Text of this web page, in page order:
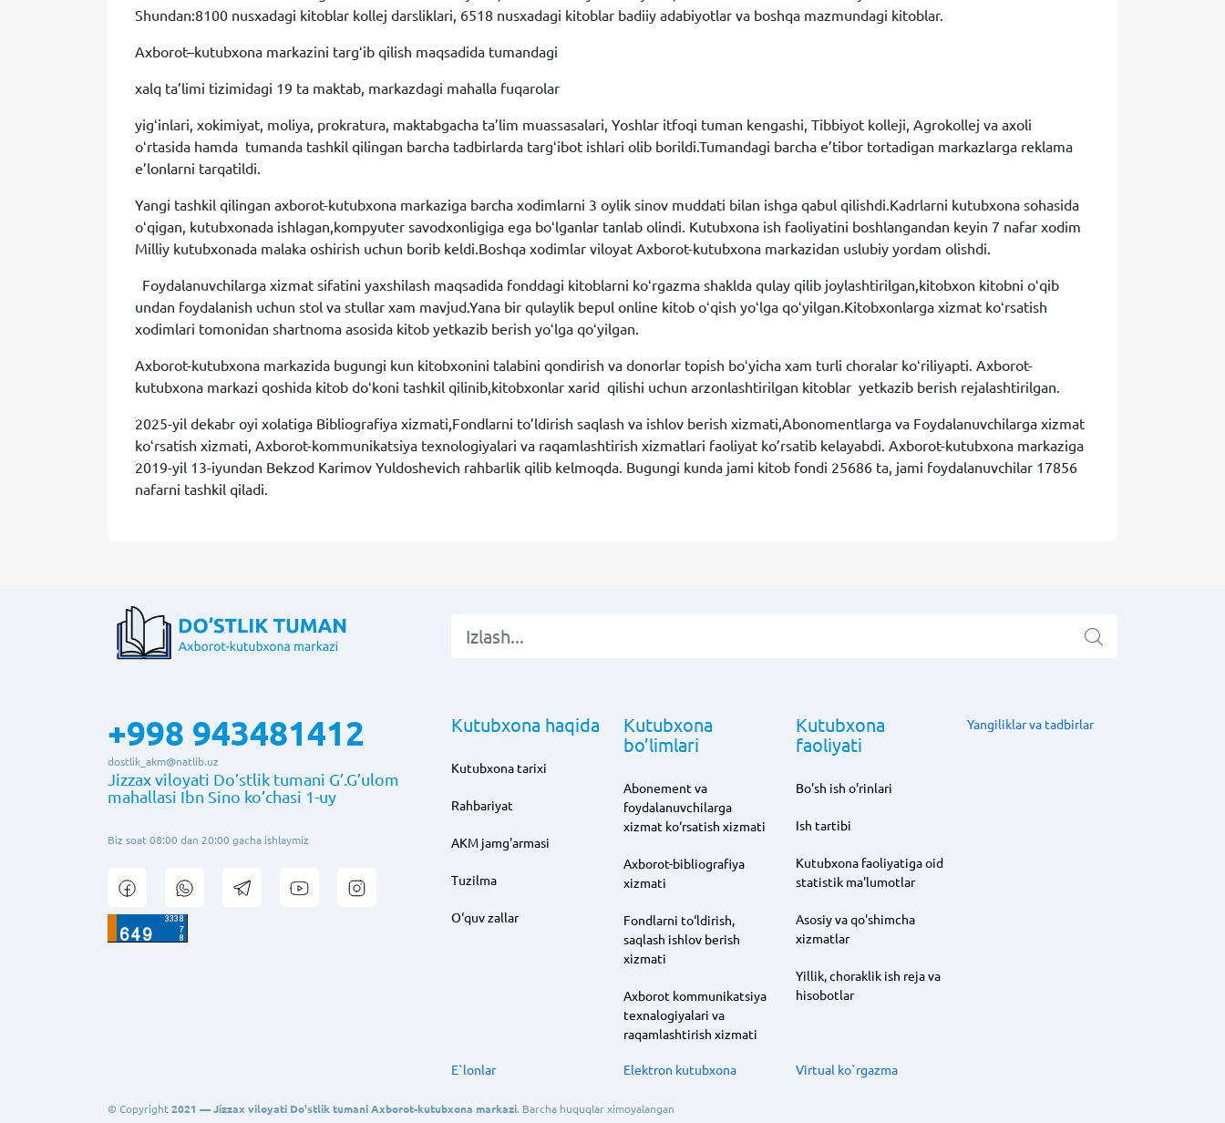
Shundan:8100 nusxadagi kitoblar kollej darsliklari, 6518 nusxadagi kitoblar badiiy adabiyotlar va boshqa mazmundagi kitoblar.
Axborot–kutubxona markazini targʻib qilish maqsadida tumandagi
xalq ta’limi tizimidagi 19 ta maktab, markazdagi mahalla fuqarolar
yigʻinlari, xokimiyat, moliya, prokratura, maktabgacha ta’lim muassasalari, Yoshlar itfoqi tuman kengashi, Tibbiyot kolleji, Agrokollej va axoli
oʻrtasida hamda tumanda tashkil qilingan barcha tadbirlarda targʻibot ishlari olib borildi.Tumandagi barcha e’tibor tortadigan markazlarga reklama
e’lonlarni tarqatildi.
Yangi tashkil qilingan axborot-kutubxona markaziga barcha xodimlarni 3 oylik sinov muddati bilan ishga qabul qilishdi.Kadrlarni kutubxona sohasida
oʻqigan, kutubxonada ishlagan,kompyuter savodxonligiga ega boʻlganlar tanlab olindi. Kutubxona ish faoliyatini boshlangandan keyin 7 nafar xodim
Milliy kutubxonada malaka oshirish uchun borib keldi.Boshqa xodimlar viloyat Axborot-kutubxona markazidan uslubiy yordam olishdi.
Foydalanuvchilarga xizmat sifatini yaxshilash maqsadida fonddagi kitoblarni koʻrgazma shaklda qulay qilib joylashtirilgan,kitobxon kitobni oʻqib
undan foydalanish uchun stol va stullar xam mavjud.Yana bir qulaylik bepul online kitob oʻqish yoʻlga qoʻyilgan.Kitobxonlarga xizmat koʻrsatish
xodimlari tomonidan shartnoma asosida kitob yetkazib berish yoʻlga qoʻyilgan.
Axborot-kutubxona markazida bugungi kun kitobxonini talabini qondirish va donorlar topish boʻyicha xam turli choralar koʻriliyapti. Axborot-
kutubxona markazi qoshida kitob doʻkoni tashkil qilinib,kitobxonlar xarid qilishi uchun arzonlashtirilgan kitoblar yetkazib berish rejalashtirilgan.
2025-yil dekabr oyi xolatiga Bibliografiya xizmati,Fondlarni to’ldirish saqlash va ishlov berish xizmati,Abonomentlarga va Foydalanuvchilarga xizmat
koʻrsatish xizmati, Axborot-kommunikatsiya texnologiyalari va raqamlashtirish xizmatlari faoliyat ko’rsatib kelayabdi. Axborot-kutubxona markaziga
2019-yil 13-iyundan Bekzod Karimov Yuldoshevich rahbarlik qilib kelmoqda. Bugungi kunda jami kitob fondi 25686 ta, jami foydalanuvchilar 17856
nafarni tashkil qiladi.
+998 943481412
dostlik_akm@natlib.uz
Jizzax viloyati Do’stlik tumani G’.G’ulom
mahallasi Ibn Sino ko’chasi 1-uy
Biz soat 08:00 dan 20:00 gacha ishlaymiz
Kutubxona haqida
Kutubxona tarixi
Rahbariyat
AKM jamg'armasi
Tuzilma
O‘quv zallar
Kutubxona
bo’limlari
Abonement va
foydalanuvchilarga
xizmat ko‘rsatish xizmati
Axborot-bibliografiya
xizmati
Fondlarni to‘ldirish,
saqlash ishlov berish
xizmati
Axborot kommunikatsiya
texnalogiyalari va
raqamlashtirish xizmati
Kutubxona
faoliyati
Bo'sh ish o'rinlari
Ish tartibi
Kutubxona faoliyatiga oid
statistik ma'lumotlar
Asosiy va qo'shimcha
xizmatlar
Yillik, choraklik ish reja va
hisobotlar
Yangiliklar va tadbirlar
E`lonlar Elektron kutubxona Virtual ko`rgazma
© Copyright2021 — Jizzax viloyati Do'stlik tumani Axborot-kutubxona markazi. Barcha huquqlar ximoyalangan